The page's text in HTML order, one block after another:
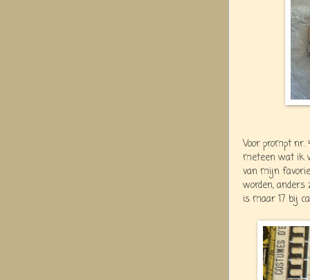
Voor prompt
meteen wat ik
van mijn
worden,
is maar 17 bij